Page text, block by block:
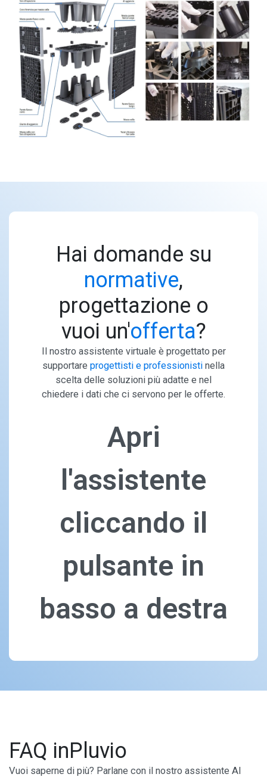
Hai domande su
normative,
progettazione o
vuoi un'offerta?
Il nostro assistente virtuale è progettato per
supportare progettisti e professionisti nella
scelta delle soluzioni più adatte e nel
chiedere i dati che ci servono per le offerte.
Apri
l'assistente
cliccando il
pulsante in
basso a destra
FAQ inPluvio
Vuoi saperne di più? Parlane con il nostro assistente AI